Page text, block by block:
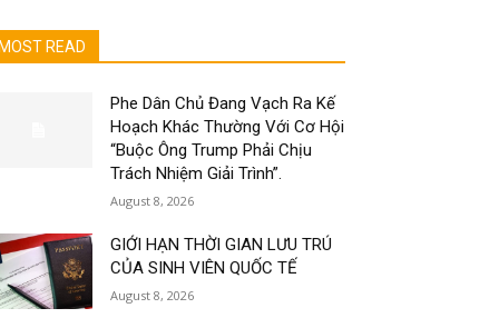
MOST READ
Phe Dân Chủ Đang Vạch Ra Kế
Hoạch Khác Thường Với Cơ Hội
“Buộc Ông Trump Phải Chịu
Trách Nhiệm Giải Trình”.
August 8, 2026
GIỚI HẠN THỜI GIAN LƯU TRÚ
CỦA SINH VIÊN QUỐC TẾ
August 8, 2026